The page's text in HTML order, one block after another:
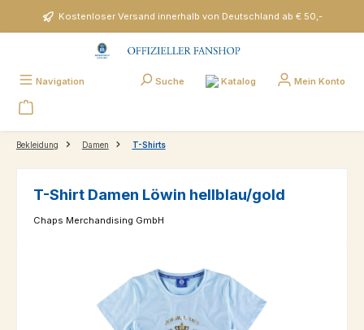
Zum Hauptinhalt springenKostenloser Versand innerhalb von Deutschland ab € 50,-
Navigation Suche Katalog Mein Konto
Bekleidung Damen T-Shirts
T-Shirt Damen Löwin hellblau/gold
Chaps Merchandising GmbH